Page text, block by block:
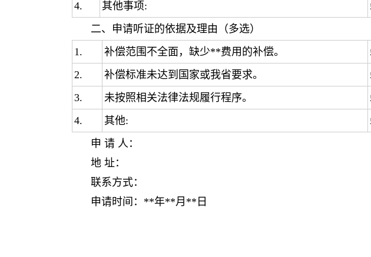
4.
其他事项:
二、申请听证的依据及理由（多选）
1.
补偿范围不全面，缺少**费用的补偿。
2.
补偿标准未达到国家或我省要求。
3.
未按照相关法律法规履行程序。
4.
其他:
申 请 人：
地 址：
联系方式：
申请时间：**年**月**日